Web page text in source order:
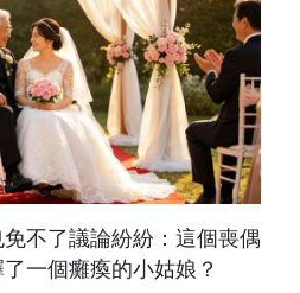
不了議論紛紛：這個喪偶
一個癱瘓的小姑娘？